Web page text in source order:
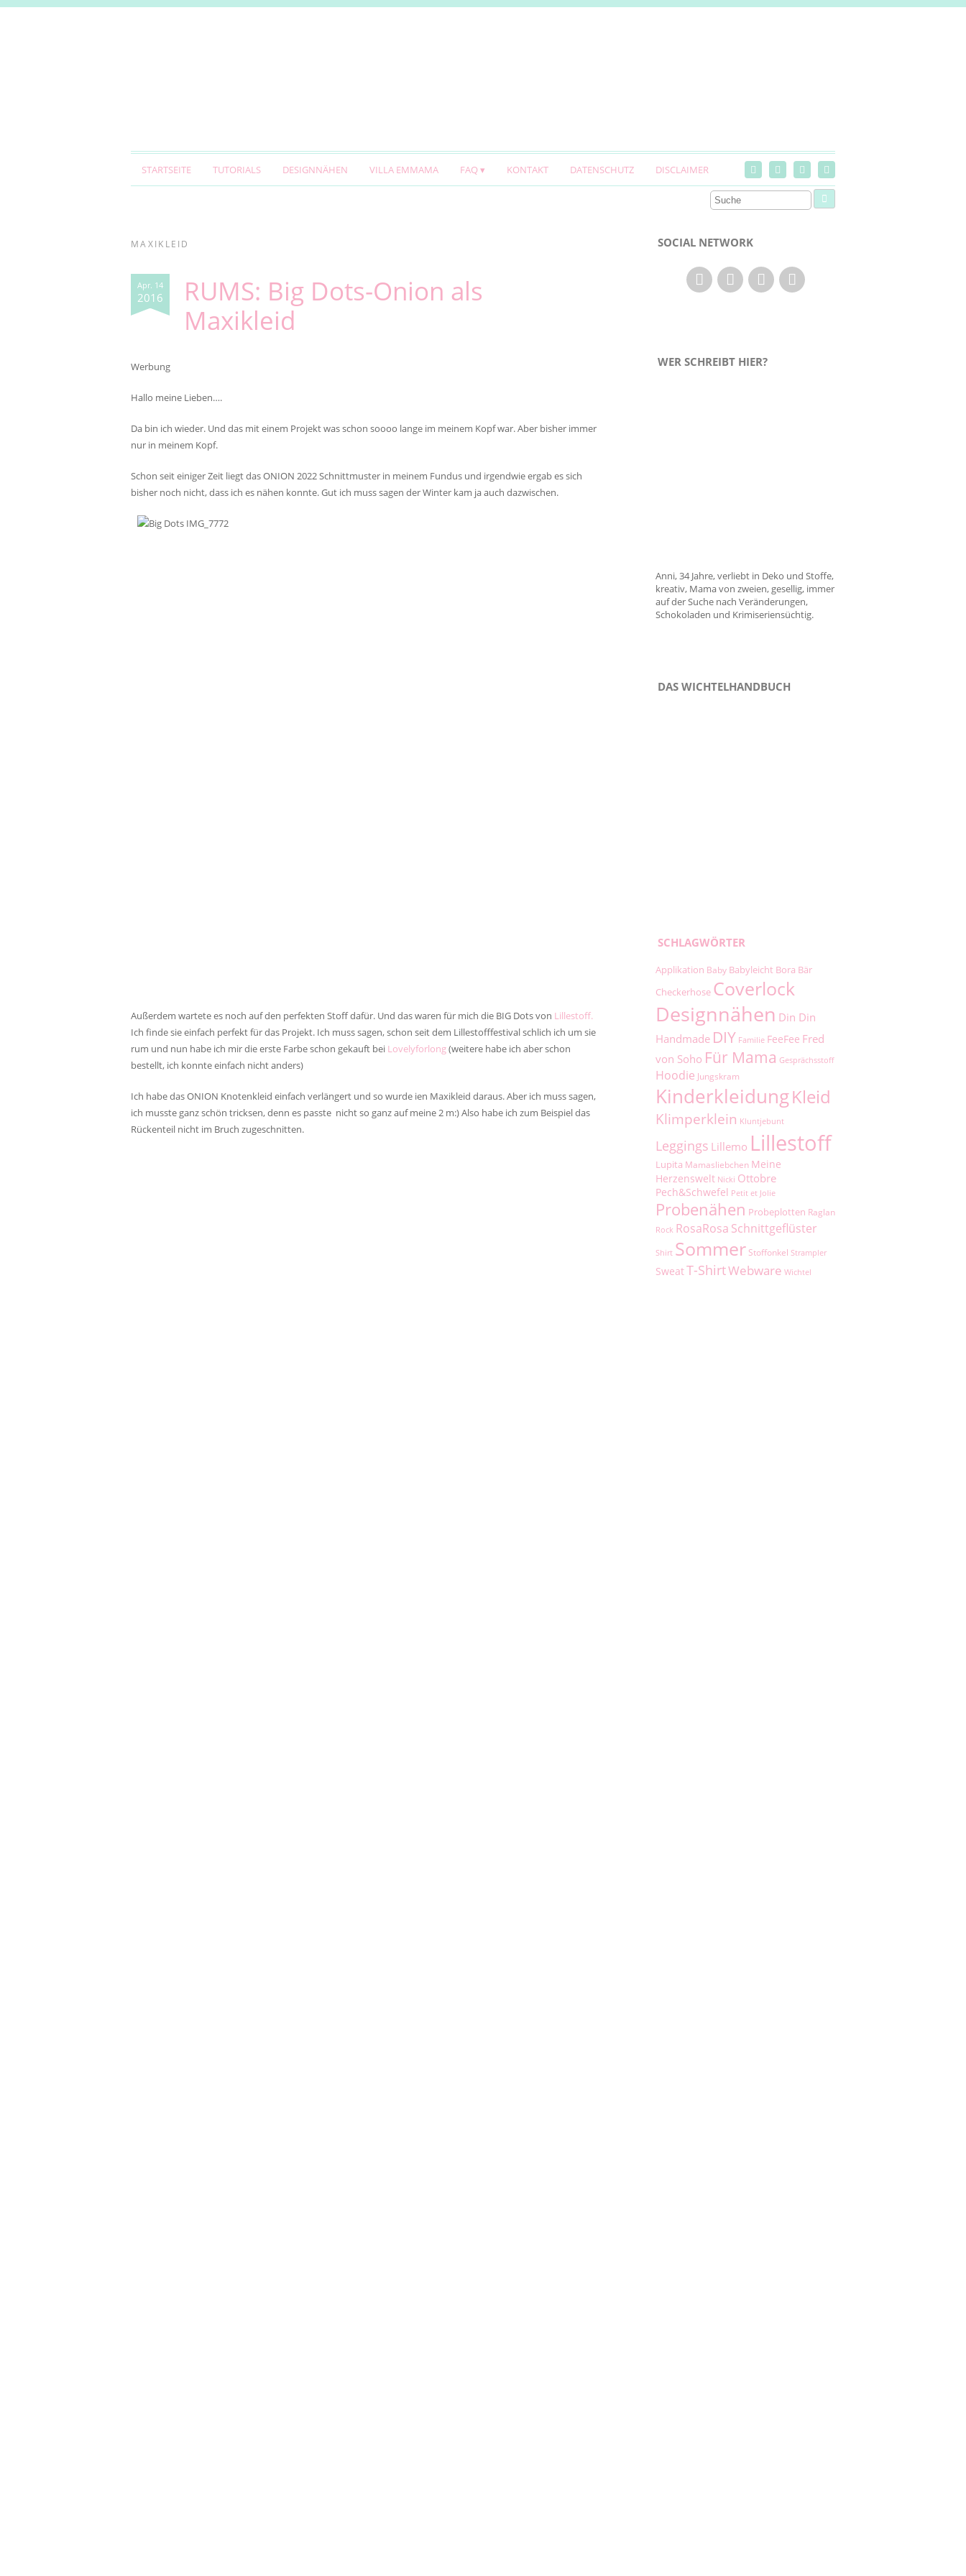
STARTSEITE TUTORIALS DESIGNNÄHEN VILLA EMMAMA FAQ KONTAKT DATENSCHUTZ DISCLAIMER
MAXIKLEID
Apr. 14
2016
RUMS: Big Dots-Onion als
Maxikleid
Werbung
Hallo meine Lieben….
Da bin ich wieder. Und das mit einem Projekt was schon soooo lange im meinem Kopf war. Aber bisher immer
nur in meinem Kopf.
Schon seit einiger Zeit liegt das ONION 2022 Schnittmuster in meinem Fundus und irgendwie ergab es sich
bisher noch nicht, dass ich es nähen konnte. Gut ich muss sagen der Winter kam ja auch dazwischen.
Außerdem wartete es noch auf den perfekten Stoff dafür. Und das waren für mich die BIG Dots von Lillestoff.
Ich finde sie einfach perfekt für das Projekt. Ich muss sagen, schon seit dem Lillestofffestival schlich ich um sie
rum und nun habe ich mir die erste Farbe schon gekauft bei Lovelyforlong(weitere habe ich aber schon
bestellt, ich konnte einfach nicht anders)
Ich habe das ONION Knotenkleid einfach verlängert und so wurde ien Maxikleid daraus. Aber ich muss sagen,
ich musste ganz schön tricksen, denn es passte nicht so ganz auf meine 2 m:) Also habe ich zum Beispiel das
Rückenteil nicht im Bruch zugeschnitten.
SOCIAL NETWORK
WER SCHREIBT HIER?
Anni, 34 Jahre, verliebt in Deko und Stoffe,
kreativ, Mama von zweien, gesellig, immer
auf der Suche nach Veränderungen,
Schokoladen und Krimiseriensüchtig.
DAS WICHTELHANDBUCH
SCHLAGWÖRTER
Applikation Baby Babyleicht Bora Bär
Checkerhose Coverlock
Designnähen Din Din
Handmade DIY Familie FeeFee Fred
von Soho Für Mama Gesprächsstoff
Hoodie Jungskram
KinderkleidungKleid
Klimperklein Kluntjebunt
Leggings Lillemo Lillestoff
Lupita Mamasliebchen Meine
Herzenswelt Nicki Ottobre
Pech&Schwefel Petit et Jolie
Probenähen Probeplotten Raglan
Rock RosaRosa Schnittgeflüster
Shirt Sommer Stoffonkel Strampler
SweatT-ShirtWebware Wichtel